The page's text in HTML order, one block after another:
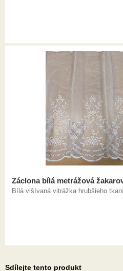
Záclona bílá metrážová
Bílá višívaná vitrážka hrubšieho
Sdílejte tento produkt